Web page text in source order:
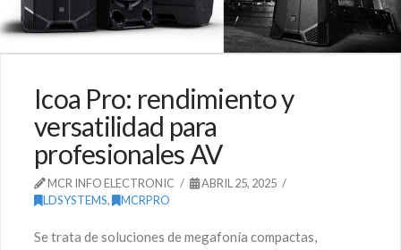
Icoa Pro: rendimiento y
versatilidad para
profesionales AV
MCR INFO ELECTRONIC
ABRIL 25, 2025
LDSYSTEMS, MCRPRO
Se trata de soluciones de megafonía compactas,